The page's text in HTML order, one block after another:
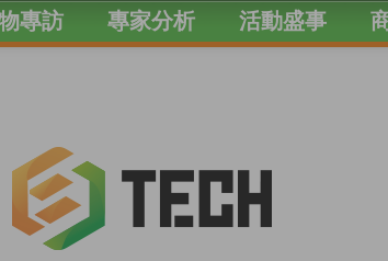
專訪 專家分析 活動盛事